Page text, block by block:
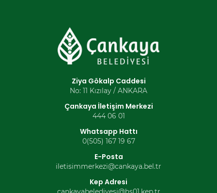
Ziya Gökalp Caddesi
No: 11 Kızılay / ANKARA
Çankaya İletişim Merkezi
444 06 01
Whatsapp Hattı
0(505) 167 19 67
E-Posta
iletisimmerkezi@cankaya.bel.tr
Kep Adresi